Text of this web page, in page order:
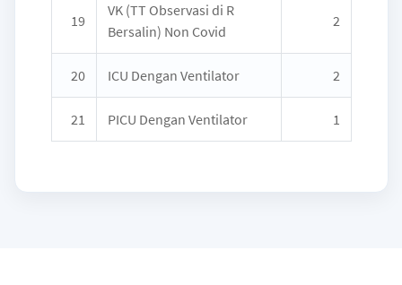
19
VK (TT Observasi di R
Bersalin) Non Covid
2
20 ICU Dengan Ventilator 2
21 PICU Dengan Ventilator 1